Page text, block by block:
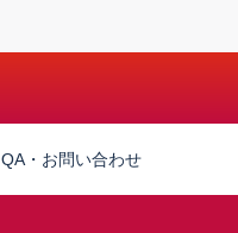
QA・お問い合わせ